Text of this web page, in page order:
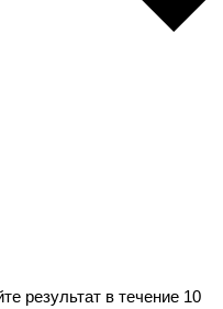
результат в течение 10